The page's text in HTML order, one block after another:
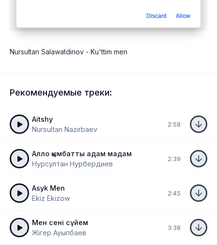
Nursultan Salawatdinov - Ku'ttim men
Рекомендуемые треки:
Aitshy
Nursultan Nazirbaev
2:58
Алло қымбатты адам мадам
Нурсултан Нурбердиев
2:39
Asyk Men
Ekiz Ekizow
2:45
Мен сені сүйем
Жігер Ауыпбаев
3:38
Discard Allow